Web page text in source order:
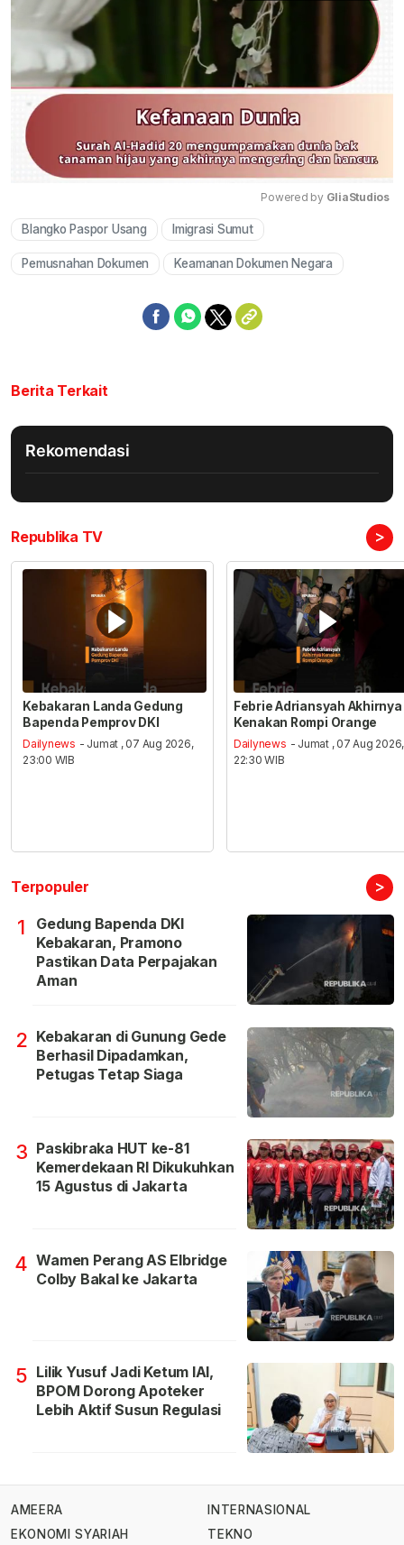
Powered by GliaStudios
Blangko Paspor Usang Imigrasi Sumut
Pemusnahan Dokumen Keamanan Dokumen Negara
Berita Terkait
Rekomendasi
Republika TV >
Kebakaran Landa Gedung
Bapenda Pemprov DKI
Dailynews - Jumat , 07 Aug 2026,
23:00 WIB
Febrie Adriansyah Akhirnya
Kenakan Rompi Orange
Dailynews - Jumat , 07 Aug 2026,
22:30 WIB
Terpopuler >
1
Gedung Bapenda DKI
Kebakaran, Pramono
Pastikan Data Perpajakan
Aman
2 Kebakaran di Gunung Gede
Berhasil Dipadamkan,
Petugas Tetap Siaga
3 Paskibraka HUT ke-81
Kemerdekaan RI Dikukuhkan
15 Agustus di Jakarta
4 Wamen Perang AS Elbridge
Colby Bakal ke Jakarta
5 Lilik Yusuf Jadi Ketum IAI,
BPOM Dorong Apoteker
Lebih Aktif Susun Regulasi
AMEERA
EKONOMI SYARIAH
INTERNASIONAL
TEKNO